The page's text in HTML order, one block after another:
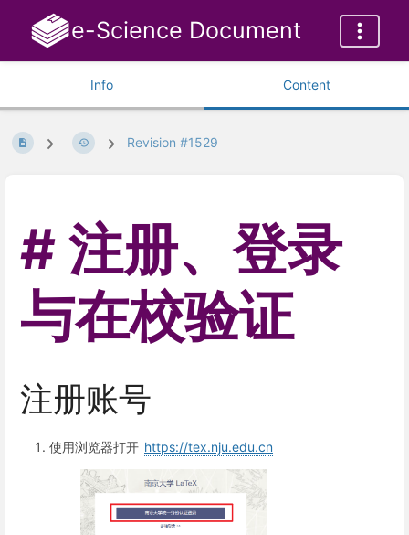
e-Science Document
Info Content
Revision #1529
注册、登录
与在校验证
注册账号
使用浏览器打开 https://tex.nju.edu.cn